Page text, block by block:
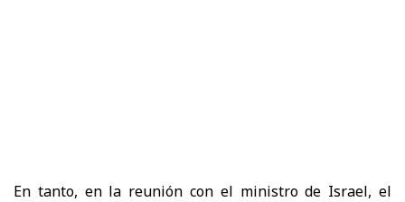
En tanto, en la reunión con el ministro de Israel, el